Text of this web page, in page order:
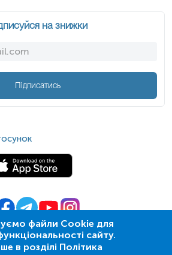
файли Cookie для
сайту.
в розділі Політика
на знижки
Підписатись
2026 | ПСМЛ «Ескулаб»